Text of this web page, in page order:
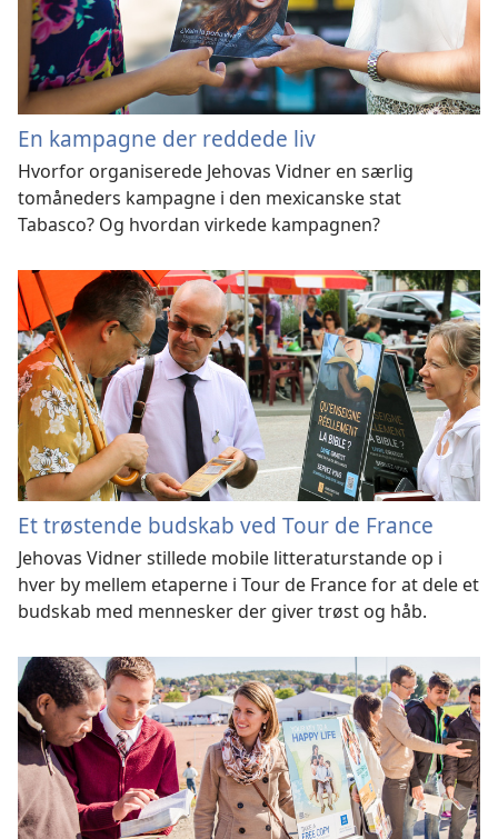
En kampagne der reddede liv
Hvorfor organiserede Jehovas Vidner en særlig
tomåneders kampagne i den mexicanske stat
Tabasco? Og hvordan virkede kampagnen?
Et trøstende budskab ved Tour de France
Jehovas Vidner stillede mobile litteraturstande op i
hver by mellem etaperne i Tour de France for at dele et
budskab med mennesker der giver trøst og håb.